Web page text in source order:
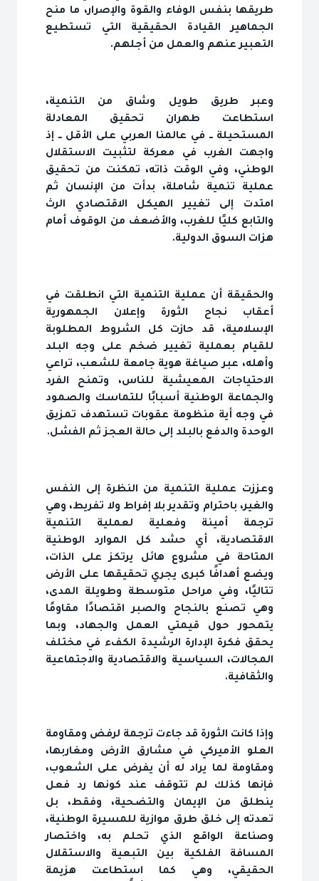
طريقها بنفس الوفاء والقوة والإصرار، ما منح
الجماهير القيادة الحقيقية التي تستطيع
التعبير عنهم والعمل من أجلهم.
وعبر طريق طويل وشاق من التنمية،
استطاعت طهران تحقيق المعادلة
المستحيلة ــ في عالمنا العربي على الأقل ــ إذ
واجهت الغرب في معركة لتثبيت الاستقلال
الوطني، وفي الوقت ذاته، تمكنت من تحقيق
عملية تنمية شاملة، بدأت من الإنسان ثم
امتدت إلى تغيير الهيكل الاقتصادي الرث
والتابع كليًا للغرب، والأضعف من الوقوف أمام
هزات السوق الدولية.
والحقيقة أن عملية التنمية التي انطلقت في
أعقاب نجاح الثورة وإعلان الجمهورية
الإسلامية، قد حازت كل الشروط المطلوبة
للقيام بعملية تغيير ضخم على وجه البلد
وأهله، عبر صياغة هوية جامعة للشعب، تراعي
الاحتياجات المعيشية للناس، وتمنح الفرد
والجماعة الوطنية أسبابًا للتماسك والصمود
في وجه أية منظومة عقوبات تستهدف تمزيق
الوحدة والدفع بالبلد إلى حالة العجز ثم الفشل.
وعززت عملية التنمية من النظرة إلى النفس
والغير، باحترام وتقدير بلا إفراط ولا تفريط، وهي
ترجمة أمينة وفعلية لعملية التنمية
الاقتصادية، أي حشد كل الموارد الوطنية
المتاحة في مشروع هائل يرتكز على الذات،
ويضع أهدافًا كبرى يجري تحقيقها على الأرض
تتاليًا، وفي مراحل متوسطة وطويلة المدى،
وهي تصنع بالنجاح والصبر اقتصادًا مقاومًا
يتمحور حول قيمتي العمل والجهاد، وبما
يحقق فكرة الإدارة الرشيدة الكفء في مختلف
المجالات، السياسية والاقتصادية والاجتماعية
والثقافية.
وإذا كانت الثورة قد جاءت ترجمة لرفض ومقاومة
العلو الأميركي في مشارق الأرض ومغاربها،
ومقاومة لما يراد له أن يفرض على الشعوب،
فإنها كذلك لم تتوقف عند كونها رد فعل
ينطلق من الإيمان والتضحية، وفقط، بل
تعدته إلى خلق طرق موازية للمسيرة الوطنية،
وصناعة الواقع الذي تحلم به، واختصار
المسافة الفلكية بين التبعية والاستقلال
الحقيقي، وهي كما استطاعت هزيمة